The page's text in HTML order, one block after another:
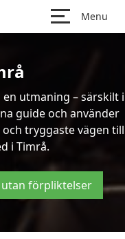
Menu
utmaning – särskilt i
guide och använder
tryggaste vägen till
i Timrå.
utan förpliktelser